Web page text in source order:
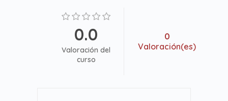
0.0
Valoración del
curso
0
Valoración(es)